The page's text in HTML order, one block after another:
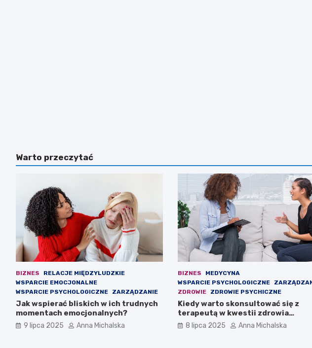
Warto przeczytać
BIZNES
RELACJE MIĘDZYLUDZKIE
WSPARCIE EMOCJONALNE
WSPARCIE PSYCHOLOGICZNE
ZARZĄDZANIE
Jak wspierać bliskich w ich trudnych
momentach emocjonalnych?
9 lipca 2025 Anna Michalska
BIZNES
MEDYCYNA
WSPARCIE PSYCHOLOGICZNE
ZDROWIE
ZDROWIE PSYCHICZNE
Kiedy warto skonsultować się z
terapeutą w kwestii zdrowia
psychicznego?
8 lipca 2025 Anna Michalska